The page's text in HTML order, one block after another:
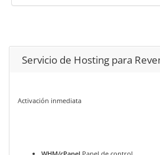
Servicio de Hosting para
Activación inmediata